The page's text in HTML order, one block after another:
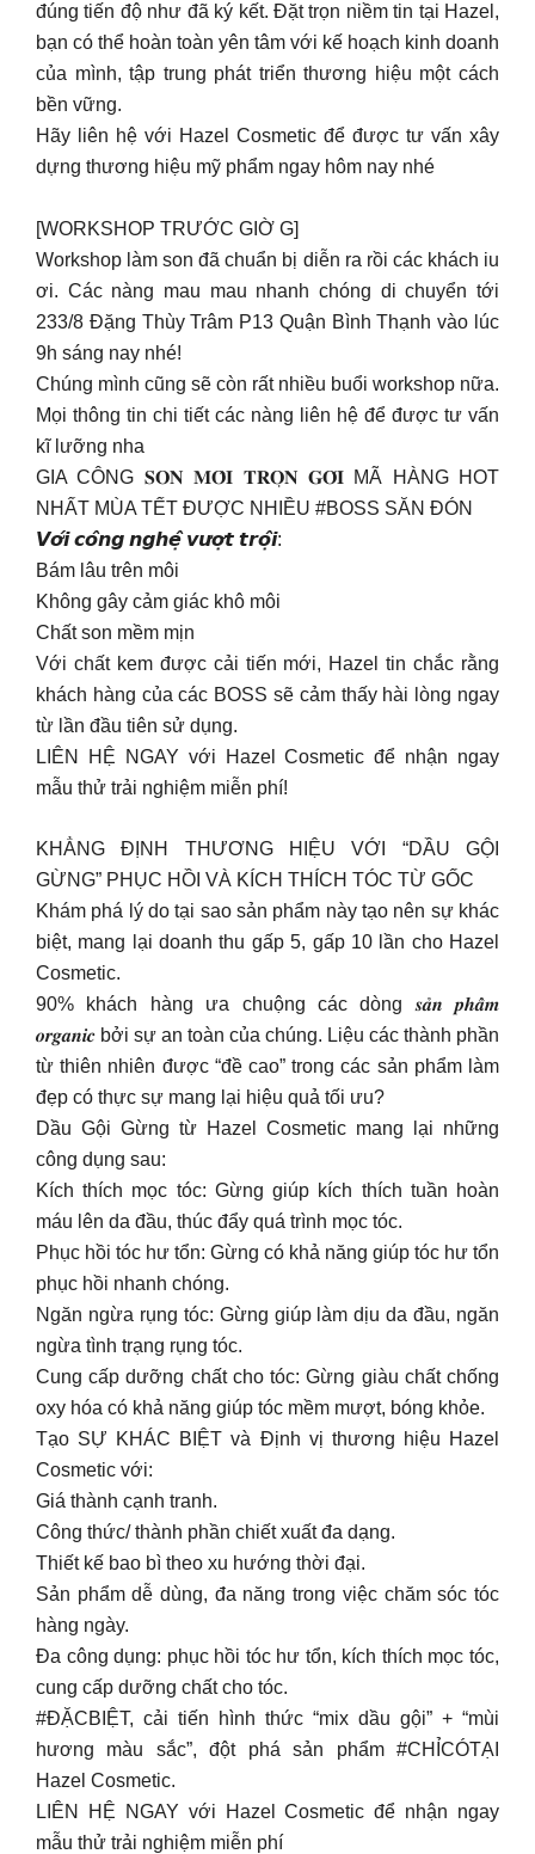
đúng tiến độ như đã ký kết. Đặt trọn niềm tin tại Hazel,
bạn có thể hoàn toàn yên tâm với kế hoạch kinh doanh
của mình, tập trung phát triển thương hiệu một cách
bền vững.
Hãy liên hệ với Hazel Cosmetic để được tư vấn xây
dựng thương hiệu mỹ phẩm ngay hôm nay nhé
[WORKSHOP TRƯỚC GIỜ G]
Workshop làm son đã chuẩn bị diễn ra rồi các khách iu
ơi. Các nàng mau mau nhanh chóng di chuyển tới
233/8 Đặng Thùy Trâm P13 Quận Bình Thạnh vào lúc
9h sáng nay nhé!
Chúng mình cũng sẽ còn rất nhiều buổi workshop nữa.
Mọi thông tin chi tiết các nàng liên hệ để được tư vấn
kĩ lưỡng nha
GIA CÔNG 𝐒𝐎𝐍 𝐌𝐎̂𝐈 𝐓𝐑𝐎̣𝐍 𝐆𝐎́𝐈 MÃ HÀNG HOT
NHẤT MÙA TẾT ĐƯỢC NHIỀU #BOSS SĂN ĐÓN
𝙑𝙤̛́𝙞 𝙘𝙤̂𝙣𝙜 𝙣𝙜𝙝𝙚̣̂ 𝙫𝙪̛𝙤̛̣𝙩 𝙩𝙧𝙤̣̂𝙞:
Bám lâu trên môi
Không gây cảm giác khô môi
Chất son mềm mịn
Với chất kem được cải tiến mới, Hazel tin chắc rằng
khách hàng của các BOSS sẽ cảm thấy hài lòng ngay
từ lần đầu tiên sử dụng.
LIÊN HỆ NGAY với Hazel Cosmetic để nhận ngay
mẫu thử trải nghiệm miễn phí!
KHẲNG ĐỊNH THƯƠNG HIỆU VỚI “DẦU GỘI
GỪNG” PHỤC HỒI VÀ KÍCH THÍCH TÓC TỪ GỐC
Khám phá lý do tại sao sản phẩm này tạo nên sự khác
biệt, mang lại doanh thu gấp 5, gấp 10 lần cho Hazel
Cosmetic.
90% khách hàng ưa chuộng các dòng 𝒔𝒂̉𝒏 𝒑𝒉𝒂̂̉𝒎
𝒐𝒓𝒈𝒂𝒏𝒊𝒄 bởi sự an toàn của chúng. Liệu các thành phần
từ thiên nhiên được “đề cao” trong các sản phẩm làm
đẹp có thực sự mang lại hiệu quả tối ưu?
Dầu Gội Gừng từ Hazel Cosmetic mang lại những
công dụng sau:
Kích thích mọc tóc: Gừng giúp kích thích tuần hoàn
máu lên da đầu, thúc đẩy quá trình mọc tóc.
Phục hồi tóc hư tổn: Gừng có khả năng giúp tóc hư tổn
phục hồi nhanh chóng.
Ngăn ngừa rụng tóc: Gừng giúp làm dịu da đầu, ngăn
ngừa tình trạng rụng tóc.
Cung cấp dưỡng chất cho tóc: Gừng giàu chất chống
oxy hóa có khả năng giúp tóc mềm mượt, bóng khỏe.
Tạo SỰ KHÁC BIỆT và Định vị thương hiệu Hazel
Cosmetic với:
Giá thành cạnh tranh.
Công thức/ thành phần chiết xuất đa dạng.
Thiết kế bao bì theo xu hướng thời đại.
Sản phẩm dễ dùng, đa năng trong việc chăm sóc tóc
hàng ngày.
Đa công dụng: phục hồi tóc hư tổn, kích thích mọc tóc,
cung cấp dưỡng chất cho tóc.
#ĐẶCBIỆT, cải tiến hình thức “mix dầu gội” + “mùi
hương màu sắc”, đột phá sản phẩm #CHỈCÓTẠI
Hazel Cosmetic.
LIÊN HỆ NGAY với Hazel Cosmetic để nhận ngay
mẫu thử trải nghiệm miễn phí